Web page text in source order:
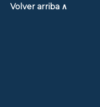
Volver arriba ∧